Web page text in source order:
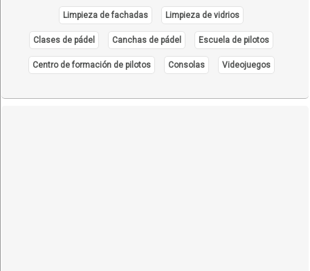
Limpieza de fachadas Limpieza de vidrios
Clases de pádel Canchas de pádel Escuela de pilotos
Centro de formación de pilotos Consolas Videojuegos